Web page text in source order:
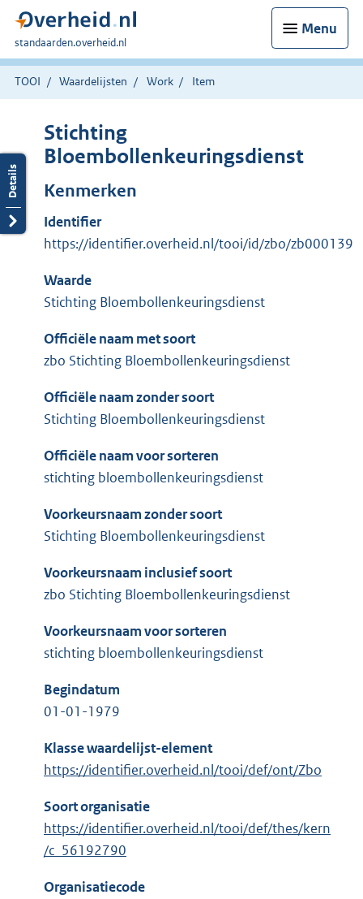
Menu
U
bent
hier:
standaarden.overheid.nl
TOOI Waardelijsten Work Item
Stichting
Bloembollenkeuringsdienst
Kenmerken
Identifier
https://identifier.overheid.nl/tooi/id/zbo/zb000139
Waarde
Stichting Bloembollenkeuringsdienst
Officiële naam met soort
zbo Stichting Bloembollenkeuringsdienst
Officiële naam zonder soort
Stichting Bloembollenkeuringsdienst
Officiële naam voor sorteren
stichting bloembollenkeuringsdienst
Voorkeursnaam zonder soort
Stichting Bloembollenkeuringsdienst
Voorkeursnaam inclusief soort
zbo Stichting Bloembollenkeuringsdienst
Voorkeursnaam voor sorteren
stichting bloembollenkeuringsdienst
Begindatum
01-01-1979
Klasse waardelijst-element
https://identifier.overheid.nl/tooi/def/ont/Zbo
Soort organisatie
https://identifier.overheid.nl/tooi/def/thes/kern
/c_56192790
Organisatiecode